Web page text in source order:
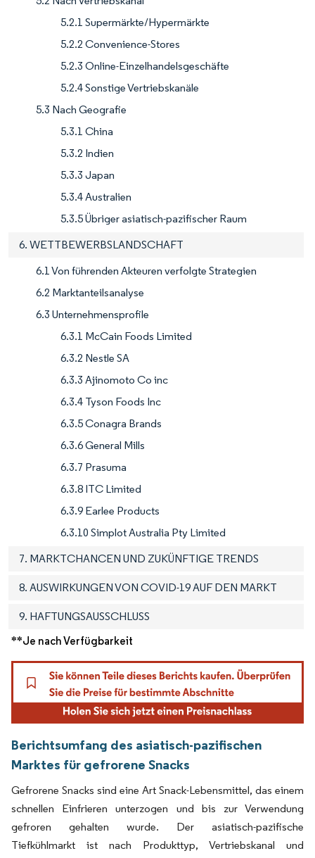
5.2.1 Supermärkte/Hypermärkte
5.2.2 Convenience-Stores
5.2.3 Online-Einzelhandelsgeschäfte
5.2.4 Sonstige Vertriebskanäle
5.3 Nach Geografie
5.3.1 China
5.3.2 Indien
5.3.3 Japan
5.3.4 Australien
5.3.5 Übriger asiatisch-pazifischer Raum
6. WETTBEWERBSLANDSCHAFT
6.1 Von führenden Akteuren verfolgte Strategien
6.2 Marktanteilsanalyse
6.3 Unternehmensprofile
6.3.1 McCain Foods Limited
6.3.2 Nestle SA
6.3.3 Ajinomoto Co inc
6.3.4 Tyson Foods Inc
6.3.5 Conagra Brands
6.3.6 General Mills
6.3.7 Prasuma
6.3.8 ITC Limited
6.3.9 Earlee Products
6.3.10 Simplot Australia Pty Limited
7. MARKTCHANCEN UND ZUKÜNFTIGE TRENDS
8. AUSWIRKUNGEN VON COVID-19 AUF DEN MARKT
9. HAFTUNGSAUSSCHLUSS
**Je nach Verfügbarkeit
Berichtsumfang des asiatisch-pazifischen
Marktes für gefrorene Snacks
Gefrorene Snacks sind eine Art Snack-Lebensmittel, das einem
schnellen Einfrieren unterzogen und bis zur Verwendung
gefroren gehalten wurde. Der asiatisch-pazifische
Tiefkühlmarkt ist nach Produkttyp, Vertriebskanal und